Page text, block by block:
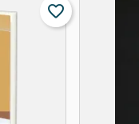
favorite_border